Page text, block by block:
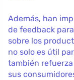
Además, han
de feedback
sobre los
no solo es útil
también
sus